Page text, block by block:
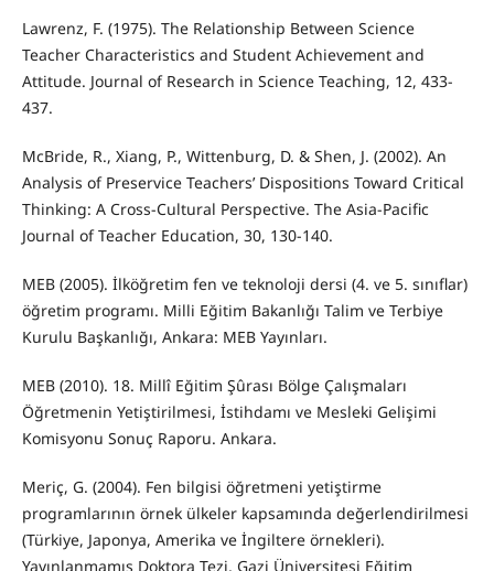
Lawrenz, F. (1975). The Relationship Between Science
Teacher Characteristics and Student Achievement and
Attitude. Journal of Research in Science Teaching, 12, 433-
437.
McBride, R., Xiang, P., Wittenburg, D. & Shen, J. (2002). An
Analysis of Preservice Teachers’ Dispositions Toward Critical
Thinking: A Cross-Cultural Perspective. The Asia-Pacific
Journal of Teacher Education, 30, 130-140.
MEB (2005). İlköğretim fen ve teknoloji dersi (4. ve 5. sınıflar)
öğretim programı. Milli Eğitim Bakanlığı Talim ve Terbiye
Kurulu Başkanlığı, Ankara: MEB Yayınları.
MEB (2010). 18. Millî Eğitim Şûrası Bölge Çalışmaları
Öğretmenin Yetiştirilmesi, İstihdamı ve Mesleki Gelişimi
Komisyonu Sonuç Raporu. Ankara.
Meriç, G. (2004). Fen bilgisi öğretmeni yetiştirme
programlarının örnek ülkeler kapsamında değerlendirilmesi
(Türkiye, Japonya, Amerika ve İngiltere örnekleri).
Yayınlanmamış Doktora Tezi, Gazi Üniversitesi Eğitim